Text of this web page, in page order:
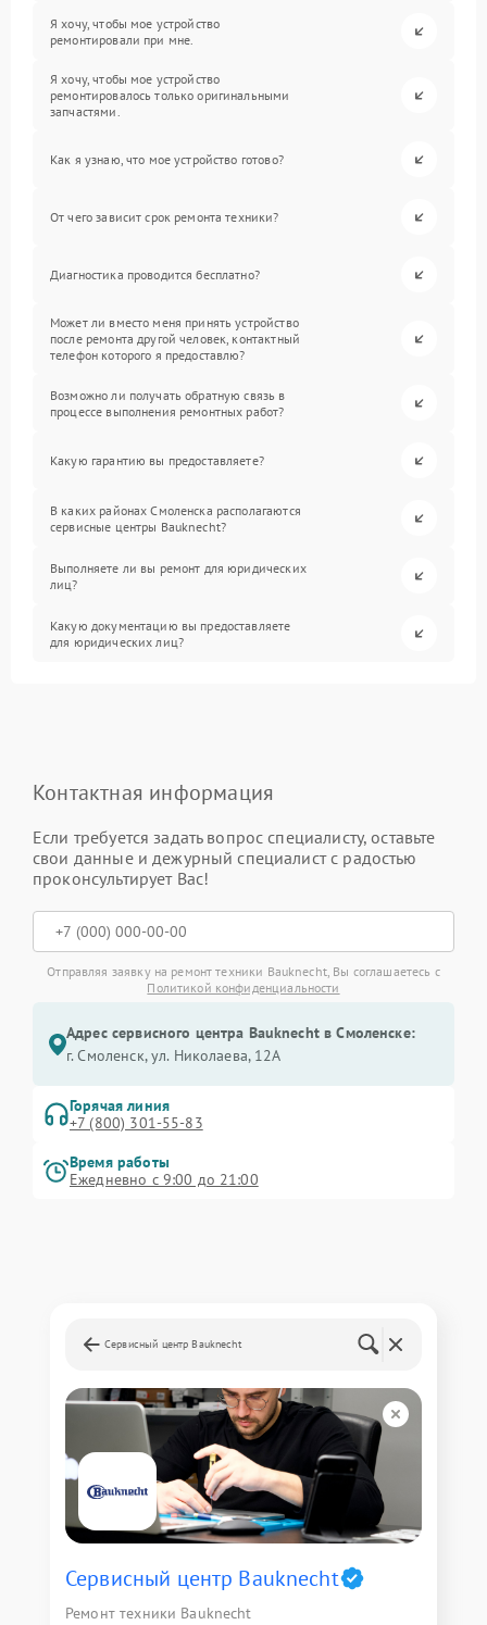
Я хочу, чтобы мое устройство
ремонтировали при мне.
Я хочу, чтобы мое устройство
ремонтировалось только оригинальными
запчастями.
Как я узнаю, что мое устройство готово?
От чего зависит срок ремонта техники?
Диагностика проводится бесплатно?
Может ли вместо меня принять устройство
после ремонта другой человек, контактный
телефон которого я предоставлю?
Возможно ли получать обратную связь в
процессе выполнения ремонтных работ?
Какую гарантию вы предоставляете?
В каких районах Смоленска располагаются
сервисные центры Bauknecht?
Выполняете ли вы ремонт для юридических
лиц?
Какую документацию вы предоставляете
для юридических лиц?
Контактная информация
Если требуется задать вопрос специалисту, оставьте
свои данные и дежурный специалист с радостью
проконсультирует Вас!
Отправляя заявку на ремонт техники Bauknecht, Вы соглашаетесь с
Политикой конфиденциальности
Адрес сервисного центра Bauknecht в Смоленске:
г. Смоленск, ул. Николаева, 12А
Горячая линия
+7 (800) 301-55-83
Время работы
Ежедневно с 9:00 до 21:00
Сервисный центр Bauknecht
Сервисный центр Bauknecht
Ремонт техники Bauknecht